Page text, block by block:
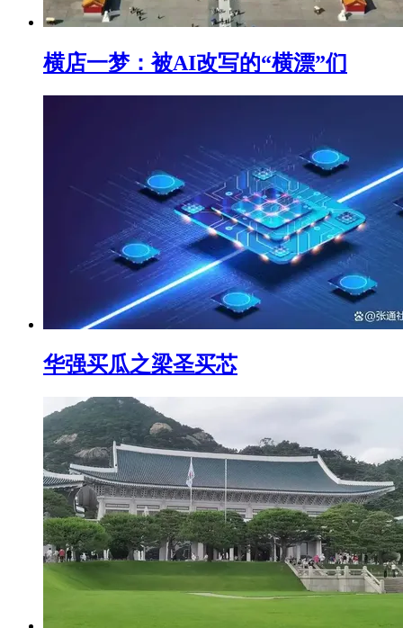
横店一梦：被AI改写的“横漂”们
华强买瓜之梁圣买芯